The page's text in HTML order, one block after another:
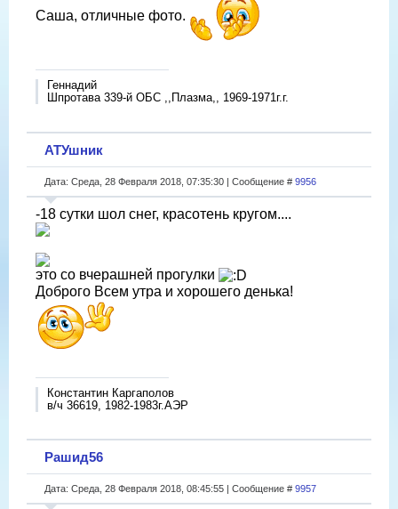
Саша, отличные фото.
Геннадий
Шпротава 339-й ОБС ,,Плазма,, 1969-1971г.г.
АТУшник
Дата: Среда, 28 Февраля 2018, 07:35:30 | Сообщение # 9956
-18 сутки шол снег, красотень кругом....
это со вчерашней прогулки
Доброго Всем утра и хорошего денька!
Константин Каргаполов
в/ч 36619, 1982-1983г.АЭР
Рашид56
Дата: Среда, 28 Февраля 2018, 08:45:55 | Сообщение # 9957